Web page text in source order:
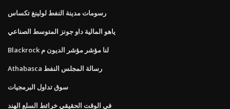
رسومات مدينة النفط لولينغ تكساس
ياهو المالية داو جونز المتوسط ​​الصناعي
Blackrock لنا مؤشر مؤشر الديون م
Athabasca رسالة المجلس النفط
سوق تداول البرمجيات
في الوقت الحقيقي خرائط السلع الهند